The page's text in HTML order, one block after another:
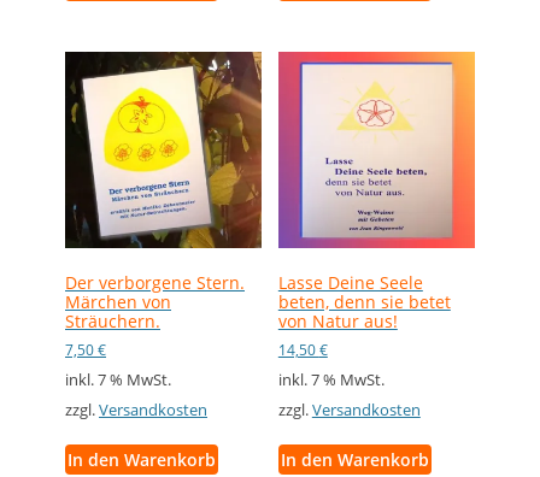
Der verborgene Stern.
Märchen von
Sträuchern.
7,50€
inkl. 7 % MwSt.
zzgl.Versandkosten
In den Warenkorb
Lasse Deine Seele
beten, denn sie betet
von Natur aus!
14,50€
inkl. 7 % MwSt.
zzgl.Versandkosten
In den Warenkorb